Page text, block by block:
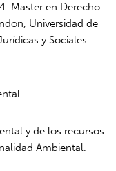
Master en Derecho
Universidad de
y Sociales.
y de los recursos
Ambiental.